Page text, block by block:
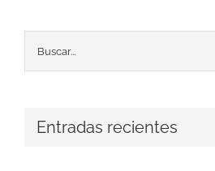
Entradas recientes